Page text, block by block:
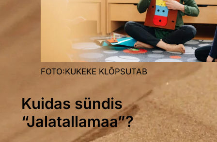
FOTO:KUKEKE KLÕPSUTAB
Kuidas sündis
“Jalatallamaa”?